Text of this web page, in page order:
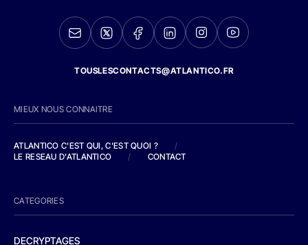
TOUSLESCONTACTS@ATLANTICO.FR
MIEUX NOUS CONNAITRE
ATLANTICO C'EST QUI, C'EST QUOI ?
/
LE RESEAU D'ATLANTICO
/ CONTACT
CATEGORIES
DECRYPTAGES